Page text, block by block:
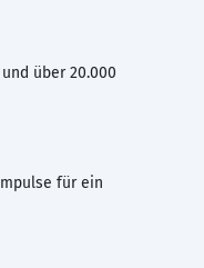
über 20.000
für ein